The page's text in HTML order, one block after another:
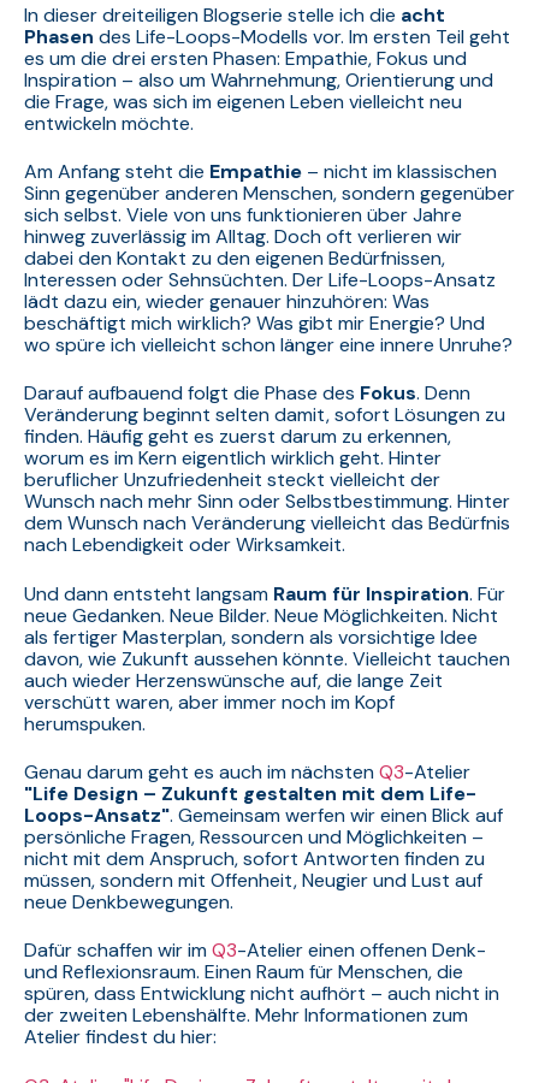
In dieser dreiteiligen Blogserie stelle ich die acht
Phasen des Life-Loops-Modells vor. Im ersten Teil geht
es um die drei ersten Phasen: Empathie, Fokus und
Inspiration – also um Wahrnehmung, Orientierung und
die Frage, was sich im eigenen Leben vielleicht neu
entwickeln möchte.
Am Anfang steht die Empathie – nicht im klassischen
Sinn gegenüber anderen Menschen, sondern gegenüber
sich selbst. Viele von uns funktionieren über Jahre
hinweg zuverlässig im Alltag. Doch oft verlieren wir
dabei den Kontakt zu den eigenen Bedürfnissen,
Interessen oder Sehnsüchten. Der Life-Loops-Ansatz
lädt dazu ein, wieder genauer hinzuhören: Was
beschäftigt mich wirklich? Was gibt mir Energie? Und
wo spüre ich vielleicht schon länger eine innere Unruhe?
Darauf aufbauend folgt die Phase des Fokus. Denn
Veränderung beginnt selten damit, sofort Lösungen zu
finden. Häufig geht es zuerst darum zu erkennen,
worum es im Kern eigentlich wirklich geht. Hinter
beruflicher Unzufriedenheit steckt vielleicht der
Wunsch nach mehr Sinn oder Selbstbestimmung. Hinter
dem Wunsch nach Veränderung vielleicht das Bedürfnis
nach Lebendigkeit oder Wirksamkeit.
Und dann entsteht langsam Raum für Inspiration. Für
neue Gedanken. Neue Bilder. Neue Möglichkeiten. Nicht
als fertiger Masterplan, sondern als vorsichtige Idee
davon, wie Zukunft aussehen könnte. Vielleicht tauchen
auch wieder Herzenswünsche auf, die lange Zeit
verschütt waren, aber immer noch im Kopf
herumspuken.
Genau darum geht es auch im nächstenQ3-Atelier
"Life Design – Zukunft gestalten mit dem Life-
Loops-Ansatz". Gemeinsam werfen wir einen Blick auf
persönliche Fragen, Ressourcen und Möglichkeiten –
nicht mit dem Anspruch, sofort Antworten finden zu
müssen, sondern mit Offenheit, Neugier und Lust auf
neue Denkbewegungen.
Dafür schaffen wir imQ3-Atelier einen offenen Denk-
und Reflexionsraum. Einen Raum für Menschen, die
spüren, dass Entwicklung nicht aufhört – auch nicht in
der zweiten Lebenshälfte. Mehr Informationen zum
Atelier findest du hier: